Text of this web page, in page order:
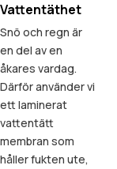
Vattentäthet
Snö och regn är
en del av en
åkares vardag.
Därför använder vi
ett laminerat
vattentätt
membran som
håller fukten ute,